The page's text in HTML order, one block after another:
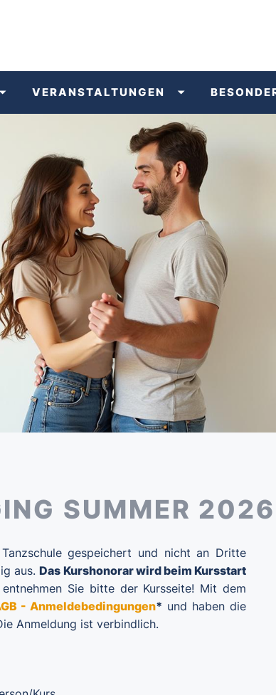
VERANSTALTUNGEN
SUMMER 2026
gespeichert und nicht an Dritte
aus.Das Kurshonorar wird beim Kursstart
Sie bitte der Kursseite! Mit dem
- Anmeldebedingungen* und haben die
Anmeldung ist verbindlich.